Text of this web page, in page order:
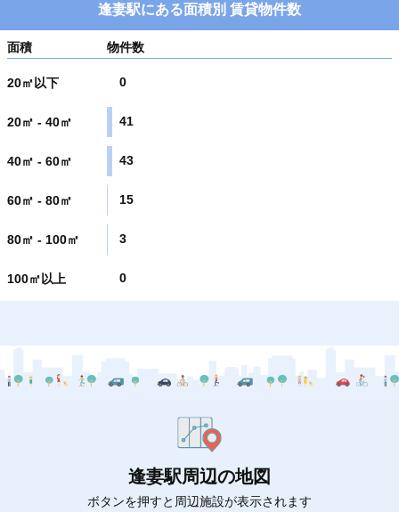
逢妻駅にある面積別 賃貸物件数
面積 物件数
20㎡以下 0
20㎡ - 40㎡ 41
40㎡ - 60㎡ 43
60㎡ - 80㎡ 15
80㎡ - 100㎡ 3
100㎡以上 0
逢妻駅周辺の地図
ボタンを押すと周辺施設が表示されます